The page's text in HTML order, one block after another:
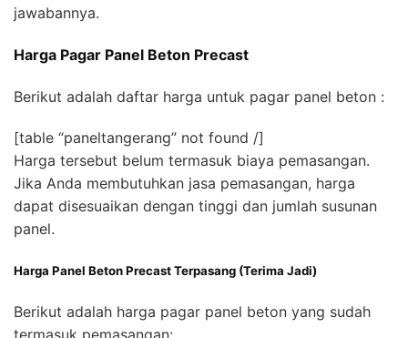
jawabannya.
Harga Pagar Panel Beton Precast
Berikut adalah daftar harga untuk pagar panel beton :
[table “paneltangerang” not found /]
Harga tersebut belum termasuk biaya pemasangan.
Jika Anda membutuhkan jasa pemasangan, harga
dapat disesuaikan dengan tinggi dan jumlah susunan
panel.
Harga Panel Beton Precast Terpasang (Terima Jadi)
Berikut adalah harga pagar panel beton yang sudah
termasuk pemasangan: